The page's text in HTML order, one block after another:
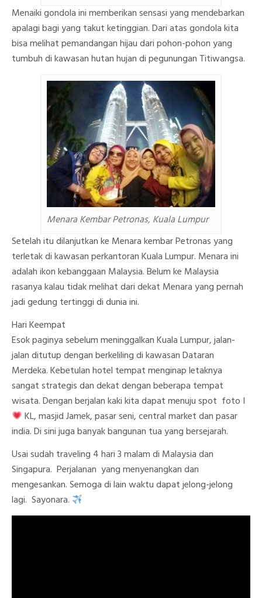
Menaiki gondola ini memberikan sensasi yang mendebarkan
apalagi bagi yang takut ketinggian. Dari atas gondola kita
bisa melihat pemandangan hijau dari pohon-pohon yang
tumbuh di kawasan hutan hujan di pegunungan Titiwangsa.
Menara Kembar Petronas, Kuala Lumpur
Setelah itu dilanjutkan ke Menara kembar Petronas yang
terletak di kawasan perkantoran Kuala Lumpur. Menara ini
adalah ikon kebanggaan Malaysia. Belum ke Malaysia
rasanya kalau tidak melihat dari dekat Menara yang pernah
jadi gedung tertinggi di dunia ini.
Hari Keempat
Esok paginya sebelum meninggalkan Kuala Lumpur, jalan-
jalan ditutup dengan berkeliling di kawasan Dataran
Merdeka. Kebetulan hotel tempat menginap letaknya
sangat strategis dan dekat dengan beberapa tempat
wisata. Dengan berjalan kaki kita dapat menuju spot foto I
KL, masjid Jamek, pasar seni, central market dan pasar
india. Di sini juga banyak bangunan tua yang bersejarah.
Usai sudah traveling 4 hari 3 malam di Malaysia dan
Singapura. Perjalanan yang menyenangkan dan
mengesankan. Semoga di lain waktu dapat jelong-jelong
lagi. Sayonara.